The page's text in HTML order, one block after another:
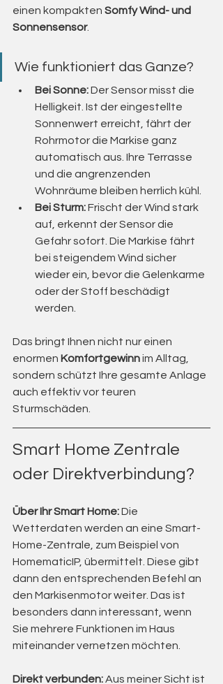
einen kompakten Somfy Wind- und
Sonnensensor.
Wie funktioniert das Ganze?
Bei Sonne: Der Sensor misst die
Helligkeit. Ist der eingestellte
Sonnenwert erreicht, fährt der
Rohrmotor die Markise ganz
automatisch aus. Ihre Terrasse
und die angrenzenden
Wohnräume bleiben herrlich kühl.
Bei Sturm: Frischt der Wind stark
auf, erkennt der Sensor die
Gefahr sofort. Die Markise fährt
bei steigendem Wind sicher
wieder ein, bevor die Gelenkarme
oder der Stoff beschädigt
werden.
Das bringt Ihnen nicht nur einen
enormen Komfortgewinn im Alltag,
sondern schützt Ihre gesamte Anlage
auch effektiv vor teuren
Sturmschäden.
Smart Home Zentrale
oder Direktverbindung?
Über Ihr Smart Home: Die
Wetterdaten werden an eine Smart-
Home-Zentrale, zum Beispiel von
HomematicIP, übermittelt. Diese gibt
dann den entsprechenden Befehl an
den Markisenmotor weiter. Das ist
besonders dann interessant, wenn
Sie mehrere Funktionen im Haus
miteinander vernetzen möchten.
Direkt verbunden: Aus meiner Sicht ist